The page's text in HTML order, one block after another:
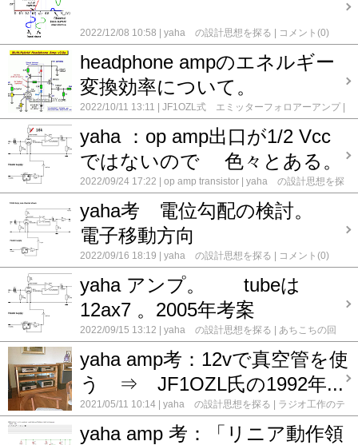
2022/12/08 10:58 yaha の設計思想を探る コメント(0)
headphone ampのエネルギー
変換効率について。
2022/10/11 13:11
JF1OZL式 エミッターフォロアーアンプ
op amp transistor
pcb基板化 作業ファイル
yaha の設計
思想を探る
コメント(0)
yaha ：op amp出口が1/2 Vcc
ではないので 色々とある。
2022/09/24 17:22 op amp transistor
yaha の設計思想を探
る
コメント(0)
yaha考 電位勾配の検討。
電子移動方向
2022/09/16 18:19 yaha の設計思想を探る コメント(0)
yaha アンプ。 tubeは
12ax7 。2005年考案
2022/09/15 13:12 yaha の設計思想を探る
あちこちの回
路で見つけた疑念
コメント(0)
yaha amp考：12vで真空管を使
う ⇒ JF1OZL氏の1992年...
2021/05/11 10:14 yaha の設計思想を探る
ラジオ工作のテ
クニック
コメント(0)
yaha amp 考：「リニア動作領